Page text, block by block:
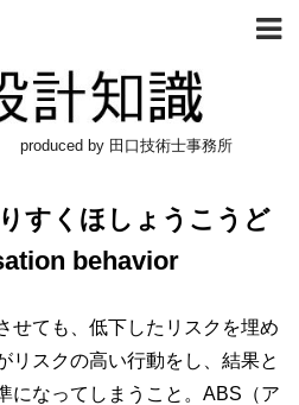
口技術士事務所
すくほしょうこうど
behavior
せても、低下したリスクを埋め
リスクの高い行動をし、結果と
になってしまうこと。ABS（ア